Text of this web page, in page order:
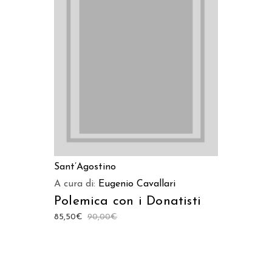
Sant’Agostino
A cura di: Eugenio Cavallari
Polemica con i Donatisti
90,00€
85,50€